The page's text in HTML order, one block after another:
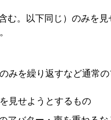
。以下同じ）のみを
みを繰り返すなど通常
見せようとするもの